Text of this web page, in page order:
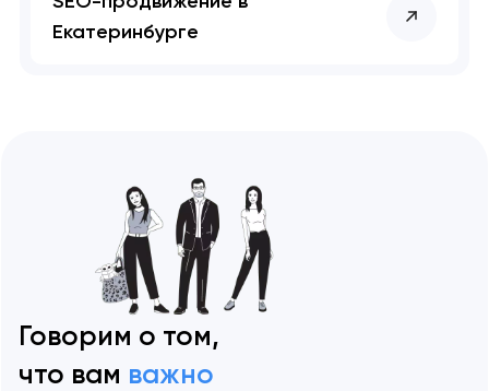
Екатеринбурге
Говорим о том,
что вам важно